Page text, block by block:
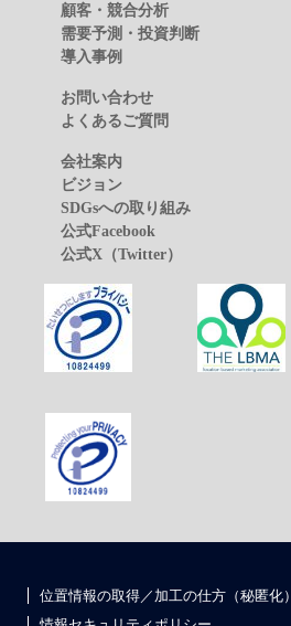
顧客・競合分析
需要予測・投資判断
導入事例
お問い合わせ
よくあるご質問
会社案内
ビジョン
SDGsへの取り組み
公式Facebook
公式X（Twitter）
位置情報の取得／加工の仕方（秘匿化）